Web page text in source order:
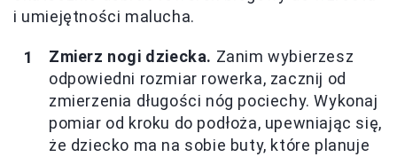
i umiejętności malucha.
Zmierz nogi dziecka. Zanim wybierzesz
odpowiedni rozmiar rowerka, zacznij od
zmierzenia długości nóg pociechy. Wykonaj
pomiar od kroku do podłoża, upewniając się,
że dziecko ma na sobie buty, które planuje